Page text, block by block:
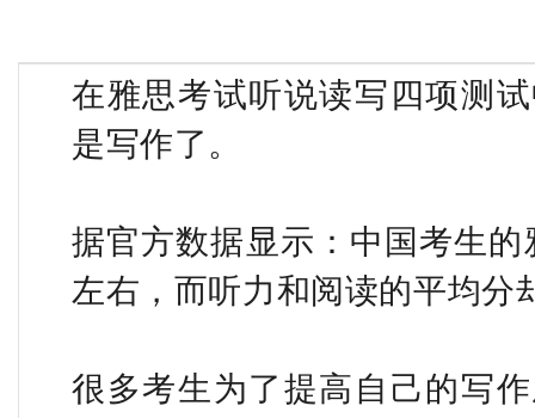
在雅思考试听说读写四项测
是写作了。
据官方数据显示：中国考生
左右，而听力和阅读的平均分
很多考生为了提高自己的写